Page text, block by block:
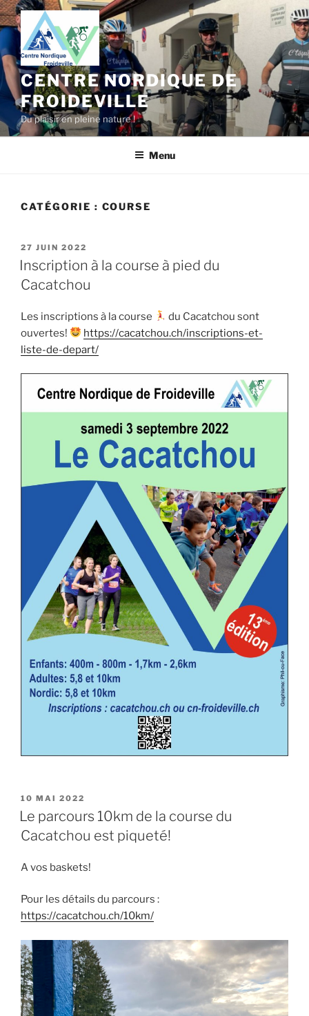
Aller
au
contenu
principal
CENTRE NORDIQUE DE
FROIDEVILLE
Du plaisir en pleine nature !
Menu
CATÉGORIE : COURSE
PUBLIÉ
LE
27 JUIN 2022
Inscription à la course à pied du
Cacatchou
Les inscriptions à la course
du Cacatchou sont
ouvertes!
https://cacatchou.ch/inscriptions-et-
liste-de-depart/
PUBLIÉ
LE
10 MAI 2022
Le parcours 10km de la course du
Cacatchou est piqueté!
A vos baskets!
Pour les détails du parcours :
https://cacatchou.ch/10km/